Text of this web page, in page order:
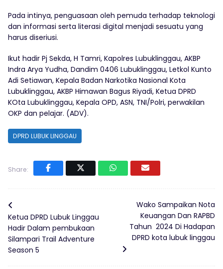
Pada intinya, penguasaan oleh pemuda terhadap teknologi
dan informasi serta literasi digital menjadi sesuatu yang
harus diseriusi.
Ikut hadir Pj Sekda, H Tamri, Kapolres Lubuklinggau, AKBP
Indra Arya Yudha, Dandim 0406 Lubuklinggau, Letkol Kunto
Adi Setiawan, Kepala Badan Narkotika Nasional Kota
Lubuklinggau, AKBP Himawan Bagus Riyadi, Ketua DPRD
KOta Lubuklinggau, Kepala OPD, ASN, TNI/Polri, perwakilan
OKP dan pelajar. (ADV).
DPRD LUBUK LINGGAU
Share:
Ketua DPRD Lubuk Linggau
Hadir Dalam pembukaan
Silampari Trail Adventure
Season 5
Wako Sampaikan Nota
Keuangan Dan RAPBD
Tahun 2024 Di Hadapan
DPRD kota lubuk linggau